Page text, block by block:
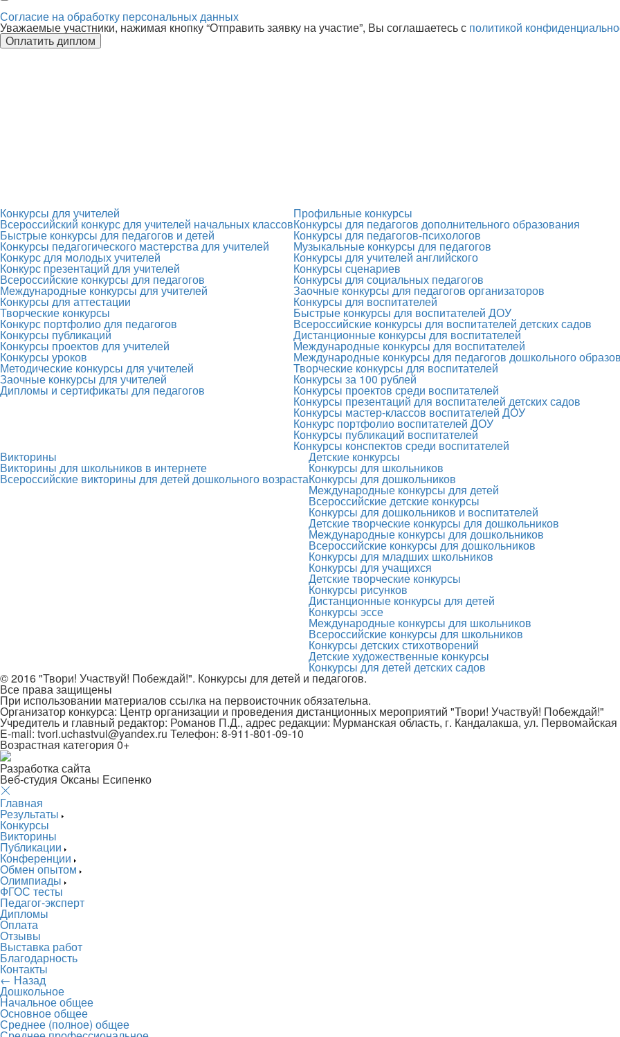
Согласие на обработку персональных данных
Уважаемые участники, нажимая кнопку “Отправить заявку на участие”, Вы соглашаетесь с политикой
Конкурсы для учителей
Всероссийский конкурс для учителей начальных классов
Быстрые конкурсы для педагогов и детей
Конкурсы педагогического мастерства для учителей
Конкурс для молодых учителей
Конкурс презентаций для учителей
Всероссийские конкурсы для педагогов
Международные конкурсы для учителей
Конкурсы для аттестации
Творческие конкурсы
Конкурс портфолио для педагогов
Конкурсы публикаций
Конкурсы проектов для учителей
Конкурсы уроков
Методические конкурсы для учителей
Заочные конкурсы для учителей
Дипломы и сертификаты для педагогов
Профильные конкурсы
Конкурсы для педагогов дополнительного образования
Конкурсы для педагогов-психологов
Музыкальные конкурсы для педагогов
Конкурсы для учителей английского
Конкурсы сценариев
Конкурсы для социальных педагогов
Заочные конкурсы для педагогов организаторов
Конкурсы для воспитателей
Быстрые конкурсы для воспитателей ДОУ
Всероссийские конкурсы для воспитателей детских садов
Дистанционные конкурсы для воспитателей
Международные конкурсы для воспитателей
Международные конкурсы для педагогов дошкольного
Творческие конкурсы для воспитателей
Конкурсы за 100 рублей
Конкурсы проектов среди воспитателей
Конкурсы презентаций для воспитателей детских садов
Конкурсы мастер-классов воспитателей ДОУ
Конкурс портфолио воспитателей ДОУ
Конкурсы публикаций воспитателей
Конкурсы конспектов среди воспитателей
Викторины
Викторины для школьников в интернете
Всероссийские викторины для детей дошкольного возраста
Детские конкурсы
Конкурсы для школьников
Конкурсы для дошкольников
Международные конкурсы для детей
Всероссийские детские конкурсы
Конкурсы для дошкольников и воспитателей
Детские творческие конкурсы для дошкольников
Международные конкурсы для дошкольников
Всероссийские конкурсы для дошкольников
Конкурсы для младших школьников
Конкурсы для учащихся
Детские творческие конкурсы
Конкурсы рисунков
Дистанционные конкурсы для детей
Конкурсы эссе
Международные конкурсы для школьников
Всероссийские конкурсы для школьников
Конкурсы детских стихотворений
Детские художественные конкурсы
Конкурсы для детей детских садов
© 2016 "Твори! Участвуй! Побеждай!". Конкурсы для детей и педагогов.
Все права защищены
При использовании материалов ссылка на первоисточник обязательна.
Организатор конкурса: Центр организации и проведения дистанционных мероприятий "Твори! Участвуй! Побеждай!"
Учредитель и главный редактор: Романов П.Д., адрес редакции: Мурманская область, г. Кандалакша, ул.
E-mail: tvori.uchastvui@yandex.ru Телефон: 8-911-801-09-10
Возрастная категория 0+
Разработка сайта
Веб-студия Оксаны Есипенко
Главная
Результаты
Конкурсы
Викторины
Публикации
Конференции
Обмен опытом
Олимпиады
ФГОС тесты
Педагог-эксперт
Дипломы
Оплата
Отзывы
Выставка работ
Благодарность
Контакты
← Назад
Дошкольное
Начальное общее
Основное общее
Среднее (полное) общее